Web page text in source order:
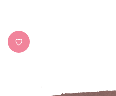
♡